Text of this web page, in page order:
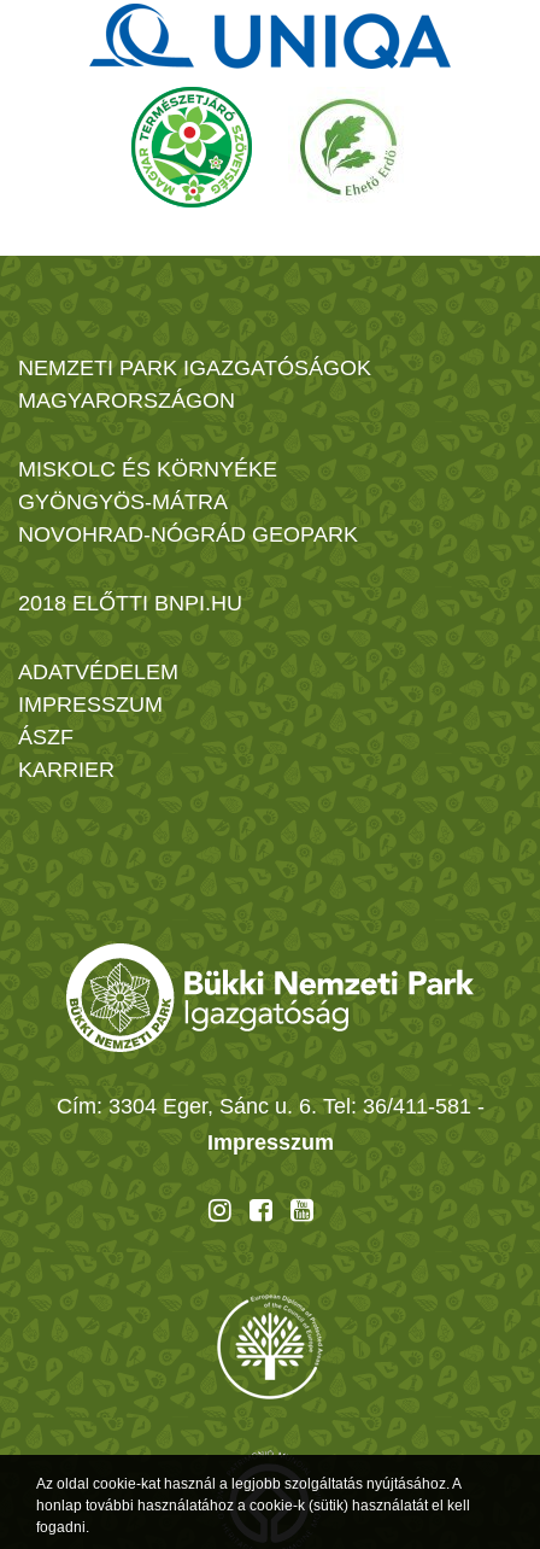
NEMZETI PARK IGAZGATÓSÁGOK
MAGYARORSZÁGON
MISKOLC ÉS KÖRNYÉKE
GYÖNGYÖS-MÁTRA
NOVOHRAD-NÓGRÁD GEOPARK
2018 ELŐTTI BNPI.HU
ADATVÉDELEM
IMPRESSZUM
ÁSZF
KARRIER
Cím: 3304 Eger, Sánc u. 6. Tel: 36/411-581 -
Impresszum
Az oldal cookie-kat használ a legjobb szolgáltatás nyújtásához. A
honlap további használatához a cookie-k (sütik) használatát el kell
fogadni.